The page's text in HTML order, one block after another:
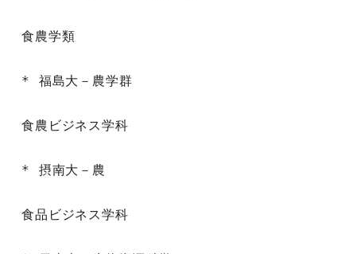
食農学類
* 福島大－農学群
食農ビジネス学科
* 摂南大－農
食品ビジネス学科